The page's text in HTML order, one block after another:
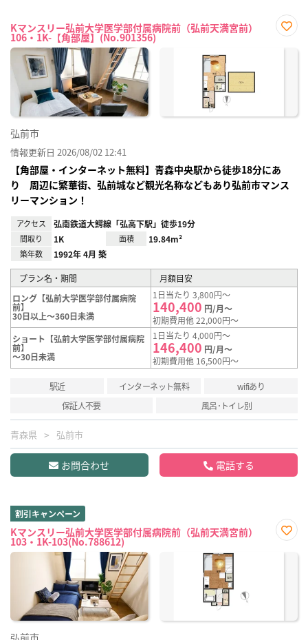
Kマンスリー弘前大学医学部付属病院前（弘前天満宮前）
106・1K-【角部屋】(No.901356)
に入
弘前市
情報更新日 2026/08/02 12:41
【角部屋・インターネット無料】青森中央駅から徒歩18分にあ
り 周辺に繁華街、弘前城など観光名称などもあり弘前市マンス
リーマンション！
アクセス 弘南鉄道大鰐線「弘高下駅」徒歩19分
間取り 1K 面積 19.84m²
築年数 1992年 4月 築
プラン名・期間
月額目安
ロング【弘前大学医学部付属病院
前】
30日以上～360日未満
1日当たり 3,800円～
140,400 円/月～
初期費用他 22,000円～
ショート【弘前大学医学部付属病院
前】
～30日未満
1日当たり 4,000円～
146,400 円/月～
初期費用他 16,500円～
駅近 インターネット無料
wifiあり
保証人不要
風呂･トイレ別
青森県 弘前市
お問合わせ 電話する
割引キャンペーン
Kマンスリー弘前大学医学部付属病院前（弘前天満宮前）
103・1K-103(No.788612)
に入
弘前市